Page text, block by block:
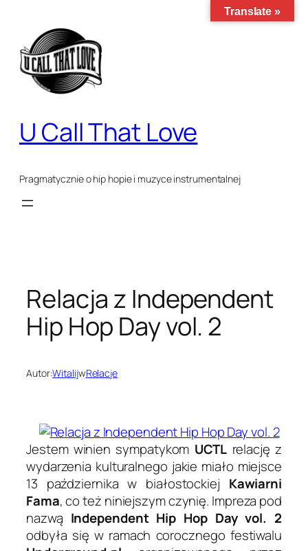
treści
U Call That Love
Pragmatycznie o hip hopie i muzyce instrumentalnej
Relacja z Independent
Hip Hop Day vol. 2
Autor:WitalijwRelacje
Jestem winien sympatykom UCTL relację z
wydarzenia kulturalnego jakie miało miejsce
13 października w białostockiej Kawiarni
Fama, co też niniejszym czynię. Impreza pod
nazwą Independent Hip Hop Day vol. 2
odbyła się w ramach corocznego festiwalu
Translate »